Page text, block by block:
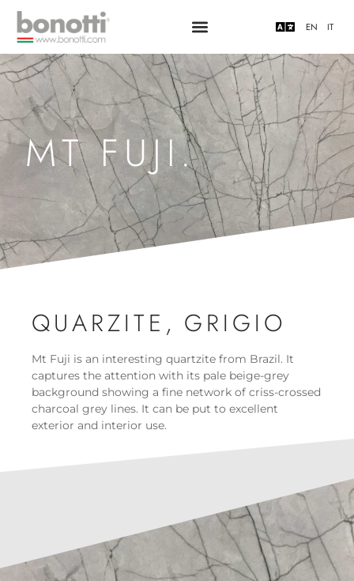
EN IT
MT FUJI.
QUARZITE , GRIGIO
Mt Fuji is an interesting quartzite from Brazil. It
captures the attention with its pale beige-grey
background showing a fine network of criss-crossed
charcoal grey lines. It can be put to excellent
exterior and interior use.